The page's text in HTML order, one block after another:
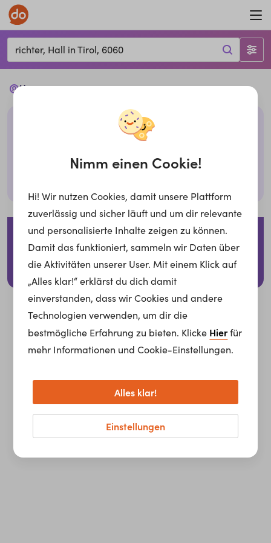
richter, Hall in Tirol, 6060
Ups...
Leider haben wir keine passenden Jobs mit den
gegebenen Filtern. Bitte überprüfe deine Eingabe
oder probiere es mit anderen Filtern,
Impressum Datenschutzerklärung
Für Arbeitgeber
© 2026 whatchado GmbH.
Nimm einen Cookie!
Hi! Wir nutzen Cookies, damit unsere Plattform
zuverlässig und sicher läuft und um dir relevante
und personalisierte Inhalte zeigen zu können.
Damit das funktioniert, sammeln wir Daten über
die Aktivitäten unserer User. Mit einem Klick auf
„Alles klar!“ erklärst du dich damit
einverstanden, dass wir Cookies und andere
Technologien verwenden, um dir die
bestmögliche Erfahrung zu bieten. Klicke Hierfür
mehr Informationen und Cookie-Einstellungen.
Einstellungen
Alles klar!